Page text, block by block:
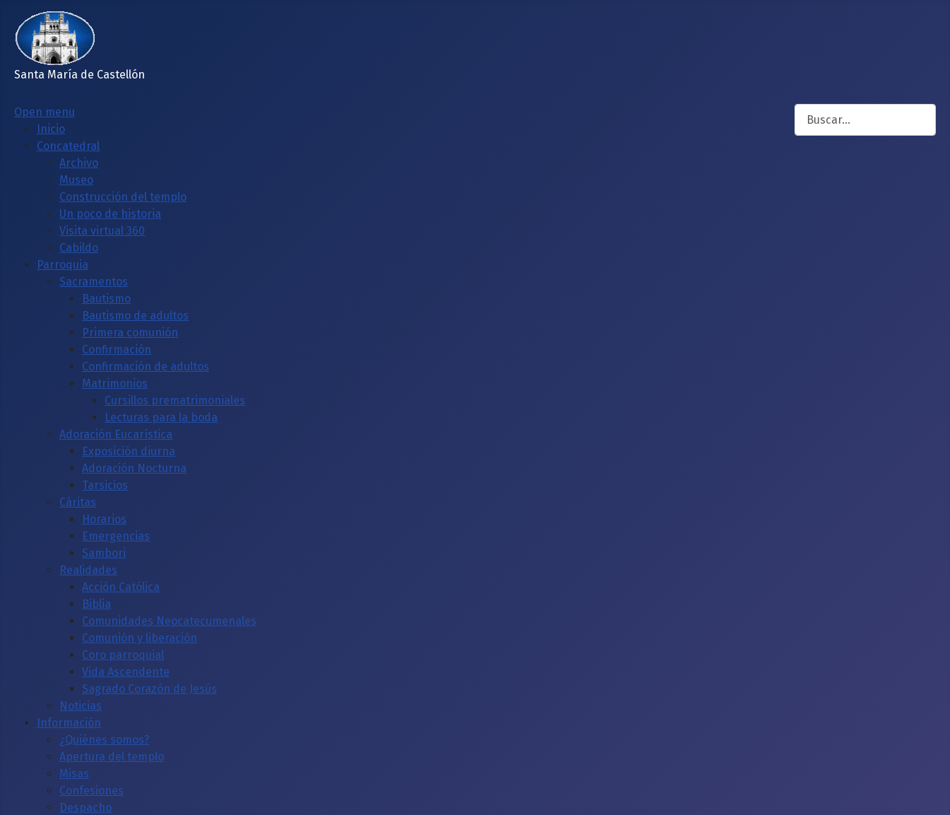
Santa María de Castellón
Open menu
Inicio
Concatedral
Archivo
Museo
Construcción del templo
Un poco de historia
Visita virtual 360
Cabildo
Parroquia
Sacramentos
Bautismo
Bautismo de adultos
Primera comunión
Confirmación
Confirmación de adultos
Matrimonios
Cursillos prematrimoniales
Lecturas para la boda
Adoración Eucarística
Exposición diurna
Adoración Nocturna
Tarsicios
Cáritas
Horarios
Emergencias
Sambori
Realidades
Acción Católica
Biblia
Comunidades Neocatecumenales
Comunión y liberación
Coro parroquial
Vida Ascendente
Sagrado Corazón de Jesús
Noticias
Información
¿Quiénes somos?
Apertura del templo
Misas
Confesiones
Despacho
Buscar